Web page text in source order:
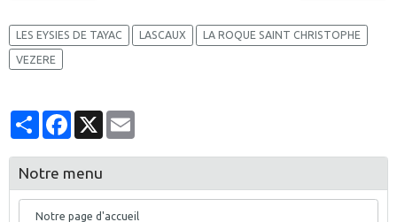
LES EYSIES DE TAYAC LASCAUX LA ROQUE SAINT CHRISTOPHE
VEZERE
PartagerFacebook
X
Notre menu
Notre page d'accueil